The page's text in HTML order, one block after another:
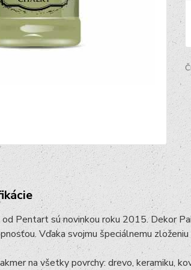
Pentart sú novinkou roku 2015. Dekor
Vďaka svojmu špeciálnemu
na všetky povrchy: drevo, keramiku,